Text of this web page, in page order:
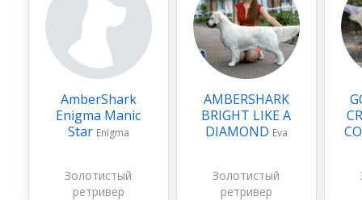
AmberShark
Enigma Manic
Star Enigma
Золотистый
ретривер
AMBERSHARK
BRIGHT LIKE A
DIAMOND Eva
Золотистый
ретривер